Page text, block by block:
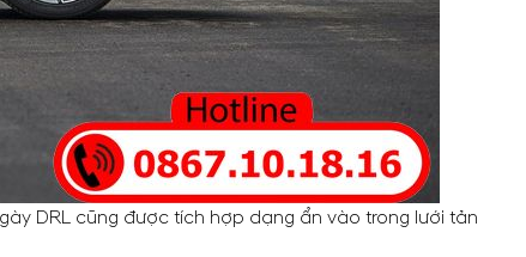
DRL cũng được tích hợp dạng ẩn vào trong lưới tản